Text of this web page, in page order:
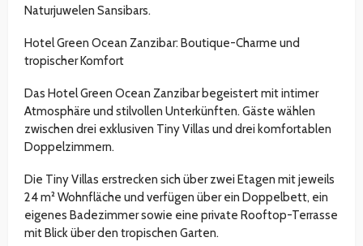
Naturjuwelen Sansibars.
Hotel Green Ocean Zanzibar: Boutique-Charme und
tropischer Komfort
Das Hotel Green Ocean Zanzibar begeistert mit intimer
Atmosphäre und stilvollen Unterkünften. Gäste wählen
zwischen drei exklusiven Tiny Villas und drei komfortablen
Doppelzimmern.
Die Tiny Villas erstrecken sich über zwei Etagen mit jeweils
24 m² Wohnfläche und verfügen über ein Doppelbett, ein
eigenes Badezimmer sowie eine private Rooftop-Terrasse
mit Blick über den tropischen Garten.